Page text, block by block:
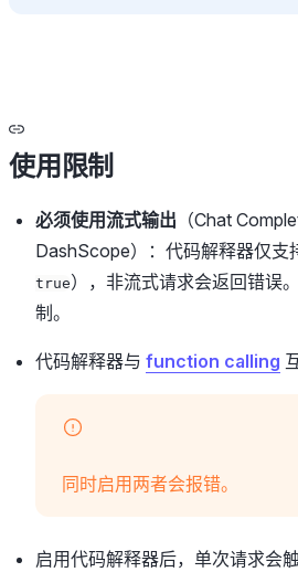
使用限制
必须使用流式输出 （Chat
DashScope）：代码解释器仅支
true），非流式请求会返回错误
制。
代码解释器与 function calling
同时启用两者会报错。
启用代码解释器后，单次请求会